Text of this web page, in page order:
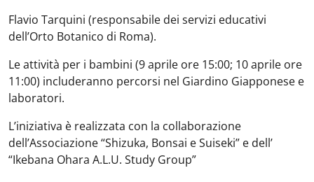
Flavio Tarquini (responsabile dei servizi educativi
dell’Orto Botanico di Roma).
Le attività per i bambini (9 aprile ore 15:00; 10 aprile ore
11:00) includeranno percorsi nel Giardino Giapponese e
laboratori.
L’iniziativa è realizzata con la collaborazione
dell’Associazione “Shizuka, Bonsai e Suiseki” e dell’
“Ikebana Ohara A.L.U. Study Group”